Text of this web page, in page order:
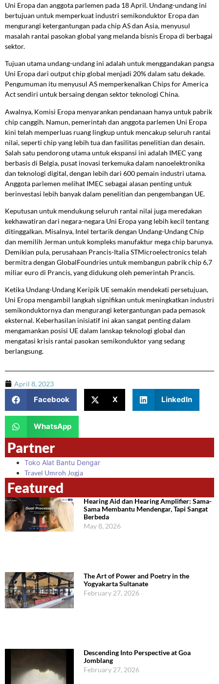
Uni Eropa dan anggota parlemen pada 18 April. Undang-undang ini
bertujuan untuk memperkuat industri semikonduktor Eropa dan
mengurangi ketergantungan pada chip AS dan Asia, menyusul
masalah rantai pasokan global yang melanda bisnis Eropa di berbagai
sektor.
Tujuan utama undang-undang ini adalah untuk menggandakan pangsa
Uni Eropa dari output chip global menjadi 20% dalam satu dekade.
Pengumuman itu menyusul AS memperkenalkan Chips for America
Act sendiri untuk bersaing dengan sektor teknologi China.
Awalnya, Komisi Eropa menyarankan pendanaan hanya untuk pabrik
chip canggih. Namun, pemerintah dan anggota parlemen Uni Eropa
kini telah memperluas ruang lingkup untuk mencakup seluruh rantai
nilai, seperti chip yang lebih tua dan fasilitas penelitian dan desain.
Salah satu pendorong utama untuk ekspansi ini adalah IMEC yang
berbasis di Belgia, pusat inovasi terkemuka dalam nanoelektronika
dan teknologi digital, dengan lebih dari 600 pemain industri utama.
Anggota parlemen melihat IMEC sebagai alasan penting untuk
berinvestasi lebih banyak dalam penelitian dan pengembangan UE.
Keputusan untuk mendukung seluruh rantai nilai juga meredakan
kekhawatiran dari negara-negara Uni Eropa yang lebih kecil tentang
ditinggalkan. Misalnya, Intel tertarik dengan Undang-Undang Chip
dan memilih Jerman untuk kompleks manufaktur mega chip barunya.
Demikian pula, perusahaan Prancis-Italia STMicroelectronics telah
bermitra dengan GlobalFoundries untuk membangun pabrik chip 6,7
miliar euro di Prancis, yang didukung oleh pemerintah Prancis.
Ketika Undang-Undang Keripik UE semakin mendekati persetujuan,
Uni Eropa mengambil langkah signifikan untuk meningkatkan industri
semikonduktornya dan mengurangi ketergantungan pada pemasok
eksternal. Keberhasilan inisiatif ini akan sangat penting dalam
mengamankan posisi UE dalam lanskap teknologi global dan
mengatasi krisis rantai pasokan semikonduktor yang sedang
berlangsung.
April 8, 2023
Facebook X LinkedIn
WhatsApp
Partner
Toko Alat Bantu Dengar
Travel Umroh Jogja
Featured
Hearing Aid dan Hearing Amplifier: Sama-
Sama Membantu Mendengar, Tapi Sangat
Berbeda
May 8, 2026
The Art of Power and Poetry in the
Yogyakarta Sultanate
February 27, 2026
Descending Into Perspective at Goa
Jomblang
February 27, 2026